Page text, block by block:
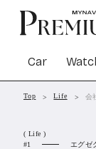
Car
Car
Top Life 会
( Life )
1
エグゼ